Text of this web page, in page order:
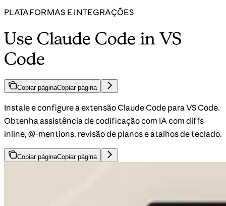
PLATAFORMAS E INTEGRAÇÕES
Use Claude Code in VS
Code
Copiar páginaCopiar página
Instale e configure a extensão Claude Code para VS Code.
Obtenha assistência de codificação com IA com diffs
inline, @-mentions, revisão de planos e atalhos de teclado.
Copiar páginaCopiar página